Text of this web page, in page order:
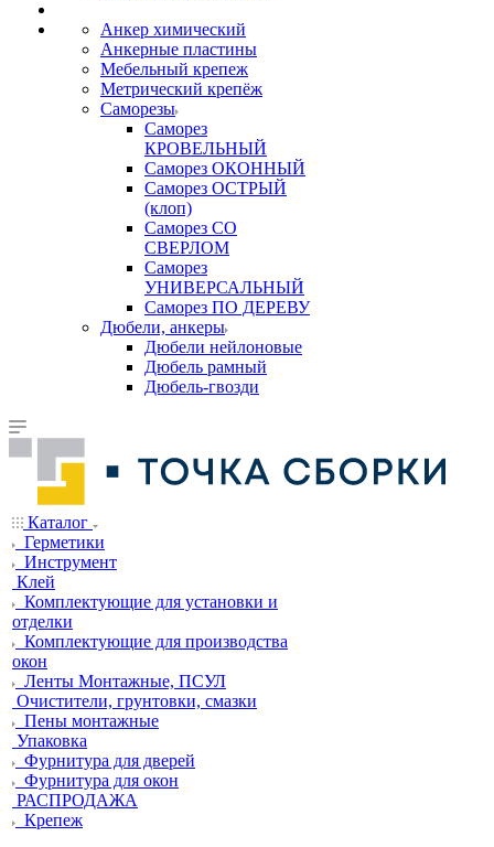
Анкер химический
Анкерные пластины
Мебельный крепеж
Метрический крепёж
Саморезы
Саморез
КРОВЕЛЬНЫЙ
Саморез ОКОННЫЙ
Саморез ОСТРЫЙ
(клоп)
Саморез СО
СВЕРЛОМ
Саморез
УНИВЕРСАЛЬНЫЙ
Саморез ПО ДЕРЕВУ
Дюбели, анкеры
Дюбели нейлоновые
Дюбель рамный
Дюбель-гвозди
Каталог
Герметики
Инструмент
Клей
Комплектующие для установки и
отделки
Комплектующие для производства
окон
Ленты Монтажные, ПСУЛ
Очистители, грунтовки, смазки
Пены монтажные
Упаковка
Фурнитура для дверей
Фурнитура для окон
РАСПРОДАЖА
Крепеж